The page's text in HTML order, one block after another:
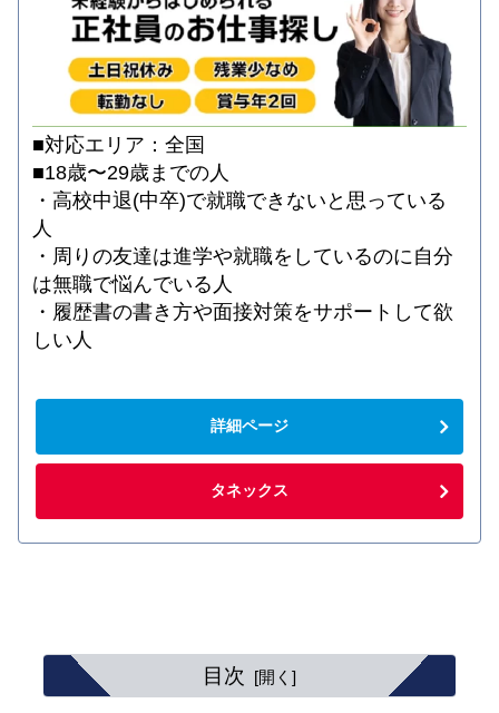
■対応エリア：全国
■18歳〜29歳までの人
・高校中退(中卒)で就職できないと思っている
人
・周りの友達は進学や就職をしているのに自分
は無職で悩んでいる人
・履歴書の書き方や面接対策をサポートして欲
しい人
詳細ページ
タネックス
目次